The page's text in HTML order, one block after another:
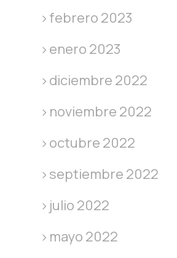
febrero 2023
enero 2023
diciembre 2022
noviembre 2022
octubre 2022
septiembre 2022
julio 2022
mayo 2022